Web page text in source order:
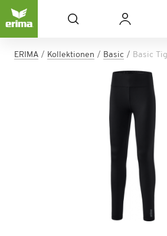
ERIMA Kollektionen Basic Basic